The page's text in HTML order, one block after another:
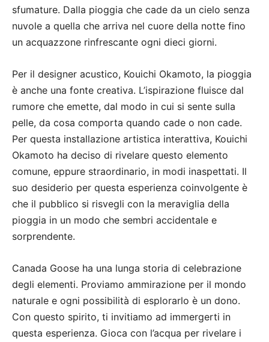
sfumature. Dalla pioggia che cade da un cielo senza
nuvole a quella che arriva nel cuore della notte fino
un acquazzone rinfrescante ogni dieci giorni.
Per il designer acustico, Kouichi Okamoto, la pioggia
è anche una fonte creativa. L’ispirazione fluisce dal
rumore che emette, dal modo in cui si sente sulla
pelle, da cosa comporta quando cade o non cade.
Per questa installazione artistica interattiva, Kouichi
Okamoto ha deciso di rivelare questo elemento
comune, eppure straordinario, in modi inaspettati. Il
suo desiderio per questa esperienza coinvolgente è
che il pubblico si risvegli con la meraviglia della
pioggia in un modo che sembri accidentale e
sorprendente.
Canada Goose ha una lunga storia di celebrazione
degli elementi. Proviamo ammirazione per il mondo
naturale e ogni possibilità di esplorarlo è un dono.
Con questo spirito, ti invitiamo ad immergerti in
questa esperienza. Gioca con l’acqua per rivelare i